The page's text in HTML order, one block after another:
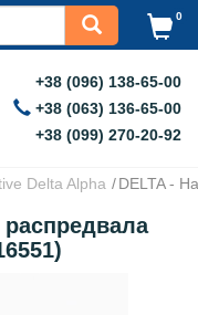
0
+38 (096) 138-65-00
+38 (063) 136-65-00
+38 (099) 270-20-92
Delta Alpha DELTA -